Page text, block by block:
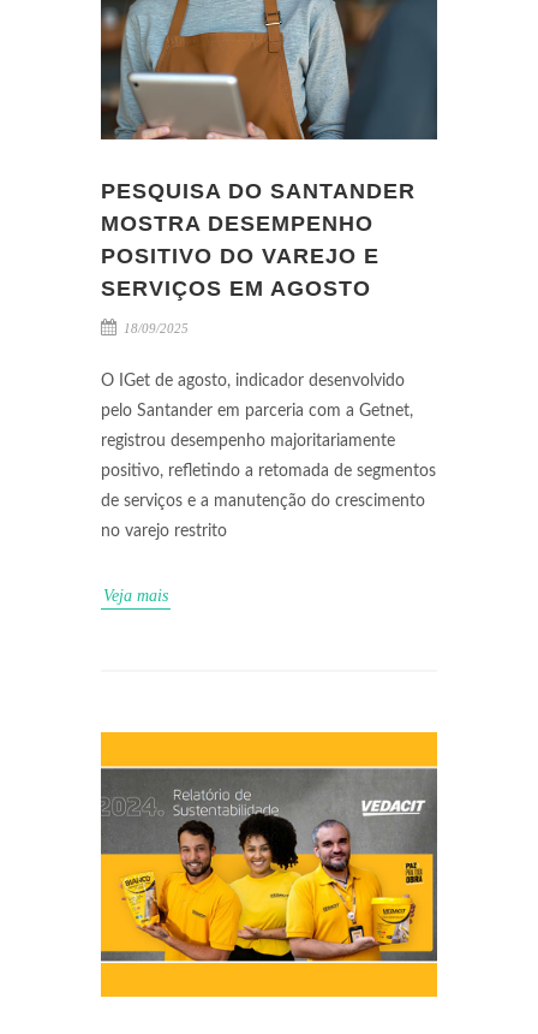
PESQUISA DO SANTANDER
MOSTRA DESEMPENHO
POSITIVO DO VAREJO E
SERVIÇOS EM AGOSTO
18/09/2025
O IGet de agosto, indicador desenvolvido
pelo Santander em parceria com a Getnet,
registrou desempenho majoritariamente
positivo, refletindo a retomada de segmentos
de serviços e a manutenção do crescimento
no varejo restrito
Veja mais